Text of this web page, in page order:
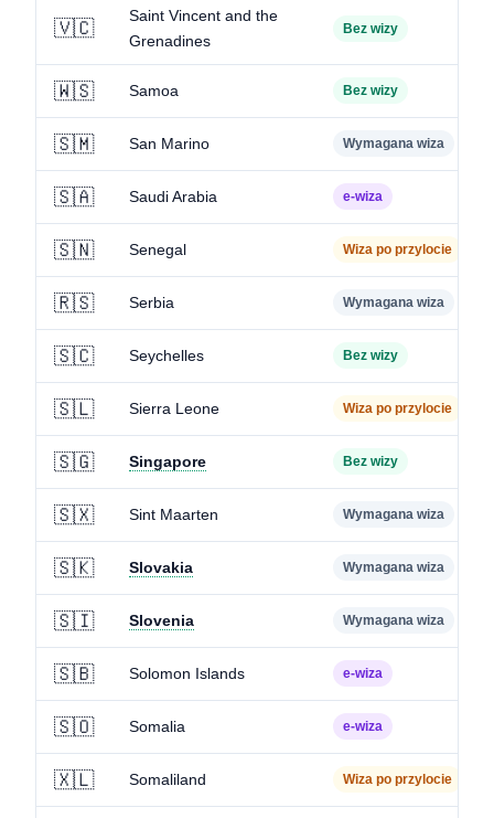
🇻🇨
Saint Vincent and the
Grenadines
Bez wizy
🇼🇸 Samoa Bez wizy
🇸🇲 San Marino Wymagana wiza
🇸🇦 Saudi Arabia e-wiza
🇸🇳 Senegal Wiza po przylocie
🇷🇸 Serbia Wymagana wiza
🇸🇨 Seychelles Bez wizy
🇸🇱 Sierra Leone Wiza po przylocie
🇸🇬 Singapore Bez wizy
🇸🇽 Sint Maarten Wymagana wiza
🇸🇰 Slovakia Wymagana wiza
🇸🇮 Slovenia Wymagana wiza
🇸🇧 Solomon Islands e-wiza
🇸🇴 Somalia e-wiza
🇽🇱 Somaliland Wiza po przylocie